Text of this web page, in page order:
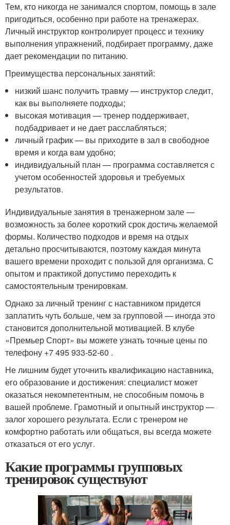
Тем, кто никогда не занимался спортом, помощь в зале
пригодиться, особенно при работе на тренажерах.
Личный инструктор контролирует процесс и технику
выполнения упражнений, подбирает программу, даже
дает рекомендации по питанию.
Преимущества персональных занятий:
низкий шанс получить травму — инструктор следит,
как вы выполняете подходы;
высокая мотивация — тренер поддерживает,
подбадривает и не дает расслабляться;
личный график — вы приходите в зал в свободное
время и когда вам удобно;
индивидуальный план — программа составляется с
учетом особенностей здоровья и требуемых
результатов.
Индивидуальные занятия в тренажерном зале —
возможность за более короткий срок достичь желаемой
формы. Количество подходов и время на отдых
детально просчитываются, поэтому каждая минута
вашего времени проходит с пользой для организма. С
опытом и практикой допустимо переходить к
самостоятельным тренировкам.
Однако за личный тренинг с наставником придется
заплатить чуть больше, чем за групповой — иногда это
становится дополнительной мотивацией. В клубе
«Премьер Спорт» вы можете узнать точные цены по
телефону +7 495 933-52-60 .
Не лишним будет уточнить квалификацию наставника,
его образование и достижения: специалист может
оказаться некомпетентным, не способным помочь в
вашей проблеме. Грамотный и опытный инструктор —
залог хорошего результата. Если с тренером не
комфортно работать или общаться, вы всегда можете
отказаться от его услуг.
Какие программы групповых
тренировок существуют